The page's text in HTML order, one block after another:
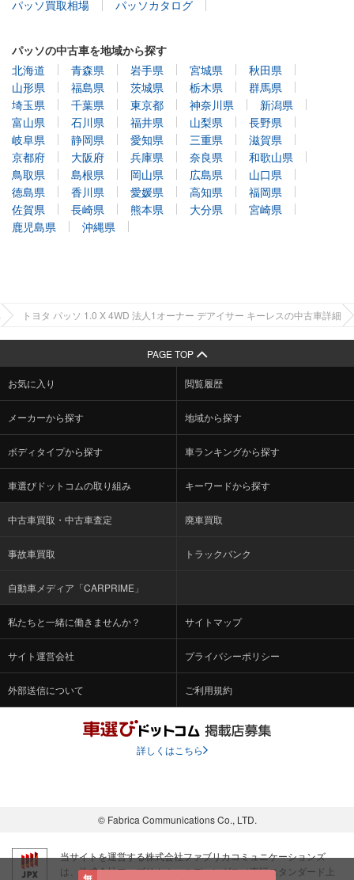
パッソ買取相場
パッソカタログ
パッソの中古車を地域から探す
北海道
青森県 岩手県 宮城県
秋田県
山形県
福島県 茨城県 栃木県
群馬県
埼玉県
千葉県 東京都 神奈川県
新潟県
富山県
石川県 福井県 山梨県
長野県
岐阜県
静岡県 愛知県 三重県
滋賀県
京都府
大阪府 兵庫県 奈良県
和歌山県
鳥取県
島根県 岡山県 広島県
山口県
徳島県
香川県 愛媛県 高知県
福岡県
佐賀県
長崎県 熊本県 大分県
宮崎県
鹿児島県
沖縄県
トヨタ パッソ 1.0 X 4WD 法人1オーナー デアイサー キーレスの中古車詳細
PAGE TOP
お気に入り 閲覧履歴
メーカーから探す 地域から探す
ボディタイプから探す 車ランキングから探す
車選びドットコムの取り組み キーワードから探す
中古車買取・中古車査定 廃車買取
事故車買取 トラックバンク
自動車メディア「CARPRIME」
私たちと一緒に働きませんか？ サイトマップ
サイト運営会社 プライバシーポリシー
外部送信について ご利用規約
詳しくはこちら
© Fabrica Communications Co., LTD.
当サイトを運営する株式会社ファブリカコミュニケーションズ
は、株式会社ファブリカホールディングス（東証スタンダード上